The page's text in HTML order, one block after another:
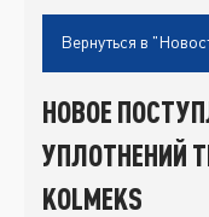
Вернуться в
НОВОЕ
УПЛОТНЕНИЙ
KOLMEKS